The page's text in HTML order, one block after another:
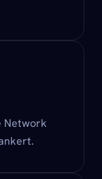
Network